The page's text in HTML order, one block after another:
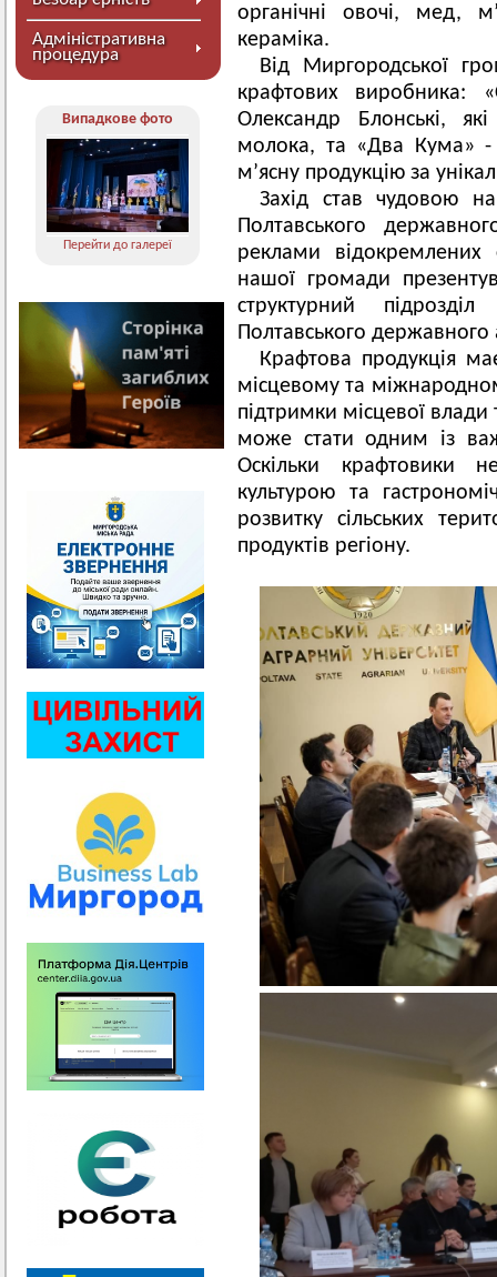
Адміністративна
процедура
Випадкове фото
Перейти до галереї
органічні овочі, мед,
кераміка.
Від Миргородської
крафтових виробника:
Олександр Блонські,
молока, та «Два Кума»
м’ясну продукцію за
Захід став чудовою
Полтавського
реклами відокремлених
нашої громади
структурний
Полтавського державного
Крафтова продукція
місцевому та
підтримки місцевої
може стати одним із
Оскільки крафтовики
культурою та
розвитку сільських
продуктів регіону.